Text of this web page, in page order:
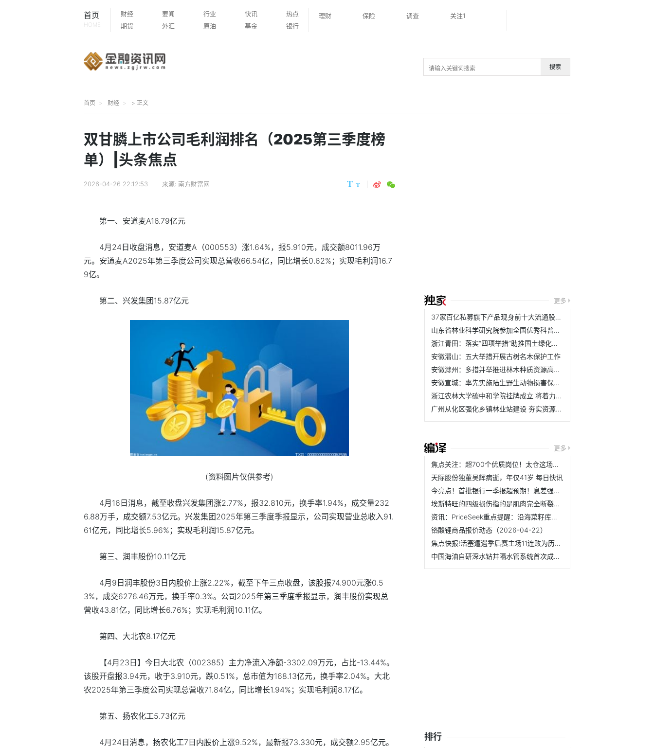
首页
HOME
财经 要闻 行业 快讯
热点
期货
外汇 原油 基金 银行
理财 保险 调查 关注1
搜索
首页 财经 > 正文
双甘膦上市公司毛利润排名（2025第三季度榜
单）|头条焦点
2026-04-26 22:12:53 来源: 南方财富网
第一、安道麦A16.79亿元
4月24日收盘消息，安道麦A（000553）涨1.64%，报5.910元，成交额8011.96万
元。安道麦A2025年第三季度公司实现总营收66.54亿，同比增长0.62%；实现毛利润16.7
9亿。
第二、兴发集团15.87亿元
(资料图片仅供参考)
4月16日消息，截至收盘兴发集团涨2.77%，报32.810元，换手率1.94%，成交量232
6.88万手，成交额7.53亿元。兴发集团2025年第三季度季报显示，公司实现营业总收入91.
61亿元，同比增长5.96%；实现毛利润15.87亿元。
第三、润丰股份10.11亿元
4月9日润丰股份3日内股价上涨2.22%，截至下午三点收盘，该股报74.900元涨0.5
3%，成交6276.46万元，换手率0.3%。公司2025年第三季度季报显示，润丰股份实现总
营收43.81亿，同比增长6.76%；实现毛利润10.11亿。
第四、大北农8.17亿元
【4月23日】今日大北农（002385）主力净流入净额-3302.09万元，占比-13.44%。
该股开盘报3.94元，收于3.910元，跌0.51%，总市值为168.13亿元，换手率2.04%。大北
农2025年第三季度公司实现总营收71.84亿，同比增长1.94%；实现毛利润8.17亿。
第五、扬农化工5.73亿元
4月24日消息，扬农化工7日内股价上涨9.52%，最新报73.330元，成交额2.95亿元。
更多
37家百亿私募旗下产品现身前十大流通股名单
山东省林业科学研究院参加全国优秀科普作品评选活动
浙江青田：落实“四项举措”助推国土绿化取得新成效
安徽潜山：五大举措开展古树名木保护工作
安徽滁州：多措并举推进林木种质资源高质量发展
安徽宣城：率先实施陆生野生动物损害保险理赔机制
浙江农林大学碳中和学院挂牌成立 将着力培养具有碳中和与农...
广州从化区强化乡镇林业站建设 夯实资源管护基层基础
更多
焦点关注：超700个优质岗位！太仓这场招聘会现场火爆
天际股份独董吴辉病逝，年仅41岁 每日快讯
今亮点！首批银行一季报超预期！息差强劲回升，贵阳银行涨近7...
埃斯特旺的四级损伤指的是肌肉完全断裂，他将至少伤缺3个月 ...
资讯：PriceSeek重点提醒：沿海菜籽库存环比减少2.9万吨
铬酸锂商品报价动态（2026-04-22）
焦点快报!活塞遭遇季后赛主场11连败为历史最长，上次赢球为2008年
中国海油自研深水钻井隔水管系统首次成功应用
排行